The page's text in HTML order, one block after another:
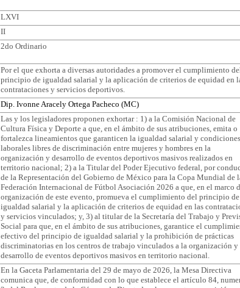
LXVI
II
2do Ordinario
Por el que exhorta a diversas autoridades a promover el cumplimiento
principio de igualdad salarial y la aplicación de criterios de equidad en
contrataciones y servicios deportivos.
Dip. Ivonne Aracely Ortega Pacheco (MC)
Las y los legisladores proponen exhortar : 1) a la Comisión Nacional de
Cultura Física y Deporte a que, en el ámbito de sus atribuciones, emita o
fortalezca lineamientos que garanticen la igualdad salarial y condiciones
laborales libres de discriminación entre mujeres y hombres en la
organización y desarrollo de eventos deportivos masivos realizados en
territorio nacional; 2) a la Titular del Poder Ejecutivo federal, por
de la Representación del Gobierno de México para la Copa Mundial de
Federación Internacional de Fútbol Asociación 2026 a que, en el marco
organización de este evento, promueva el cumplimiento del principio de
igualdad salarial y la aplicación de criterios de equidad en las
y servicios vinculados; y, 3) al titular de la Secretaría del Trabajo y
Social para que, en el ámbito de sus atribuciones, garantice el
efectivo del principio de igualdad salarial y la prohibición de prácticas
discriminatorias en los centros de trabajo vinculados a la organización y
desarrollo de eventos deportivos masivos en territorio nacional.
En la Gaceta Parlamentaria del 29 de mayo de 2026, la Mesa Directiva
comunica que, de conformidad con lo que establece el artículo 84,